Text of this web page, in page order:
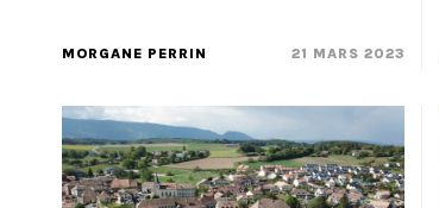
MORGANE PERRIN 21 MARS 2023